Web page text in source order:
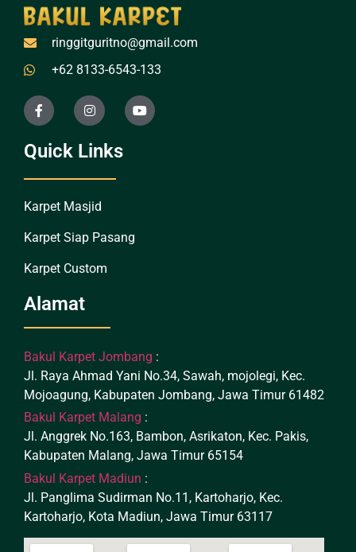
ringgitguritno@gmail.com
+62 8133-6543-133
Quick Links
Karpet Masjid
Karpet Siap Pasang
Karpet Custom
Alamat
Bakul Karpet Jombang :
Jl. Raya Ahmad Yani No.34, Sawah, mojolegi, Kec.
Mojoagung, Kabupaten Jombang, Jawa Timur 61482
Bakul Karpet Malang :
Jl. Anggrek No.163, Bambon, Asrikaton, Kec. Pakis,
Kabupaten Malang, Jawa Timur 65154
Bakul Karpet Madiun :
Jl. Panglima Sudirman No.11, Kartoharjo, Kec.
Kartoharjo, Kota Madiun, Jawa Timur 63117